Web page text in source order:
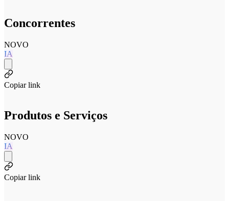
Concorrentes
NOVO
IA
Copiar link
Produtos e Serviços
NOVO
IA
Copiar link